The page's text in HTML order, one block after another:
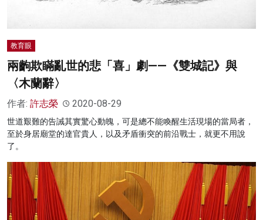
教育眼
兩齣欺瞞亂世的悲「喜」劇——《雙城記》與
〈木蘭辭〉
作者: 許志榮 2020-08-29
世道艱難的告誡其實驚心動魄，可是總不能喚醒生活現場的當局者，
至於身居廟堂的達官貴人，以及矛盾衝突的前沿戰士，就更不用說
了。